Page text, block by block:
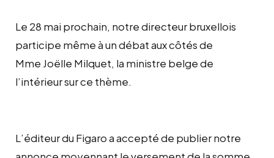
Le 28 mai prochain, notre directeur bruxellois
participe même à un débat aux côtés de
Mme Joëlle Milquet, la ministre belge de
l’intérieur sur ce thème.
L’éditeur du Figaro a accepté de publier notre